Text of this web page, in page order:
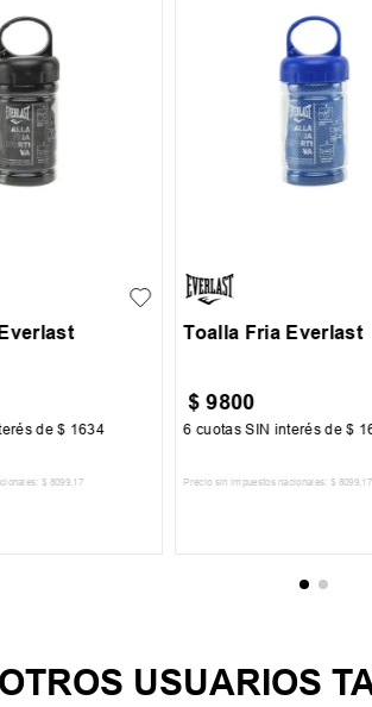
de$ 1634
$ 8099,17
Toalla Fria Everlast
$ 9800
6 cuotas SIN interés de$
Precio sin impuestos nacionales: $ 8099,17
OTROS USUARIOS